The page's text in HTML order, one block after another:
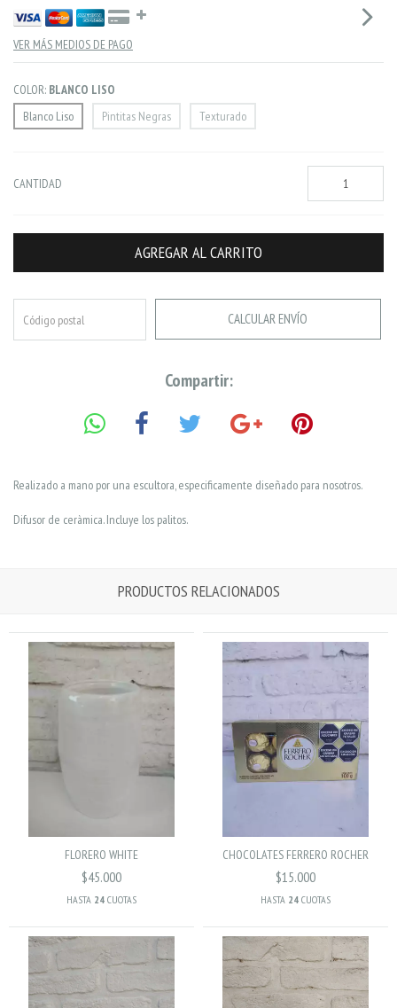
VER MÁS MEDIOS DE PAGO
COLOR: BLANCO LISO
Blanco Liso
Pintitas Negras Texturado
CANTIDAD
CALCULAR ENVÍO
Compartir:
Realizado a mano por una escultora, especificamente diseñado para nosotros.
Difusor de ceràmica. Incluye los palitos.
PRODUCTOS RELACIONADOS
FLORERO WHITE
$45.000
HASTA 24 CUOTAS
CHOCOLATES FERRERO ROCHER
$15.000
HASTA 24 CUOTAS